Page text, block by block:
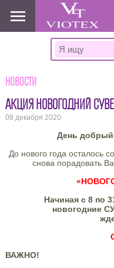
Новости
АКЦИЯ НОВОГОДНИЙ
08 декабря 2020
День
До нового года осталось
снова порадовать
Начиная с 8 по
новогодние
ВАЖНО!